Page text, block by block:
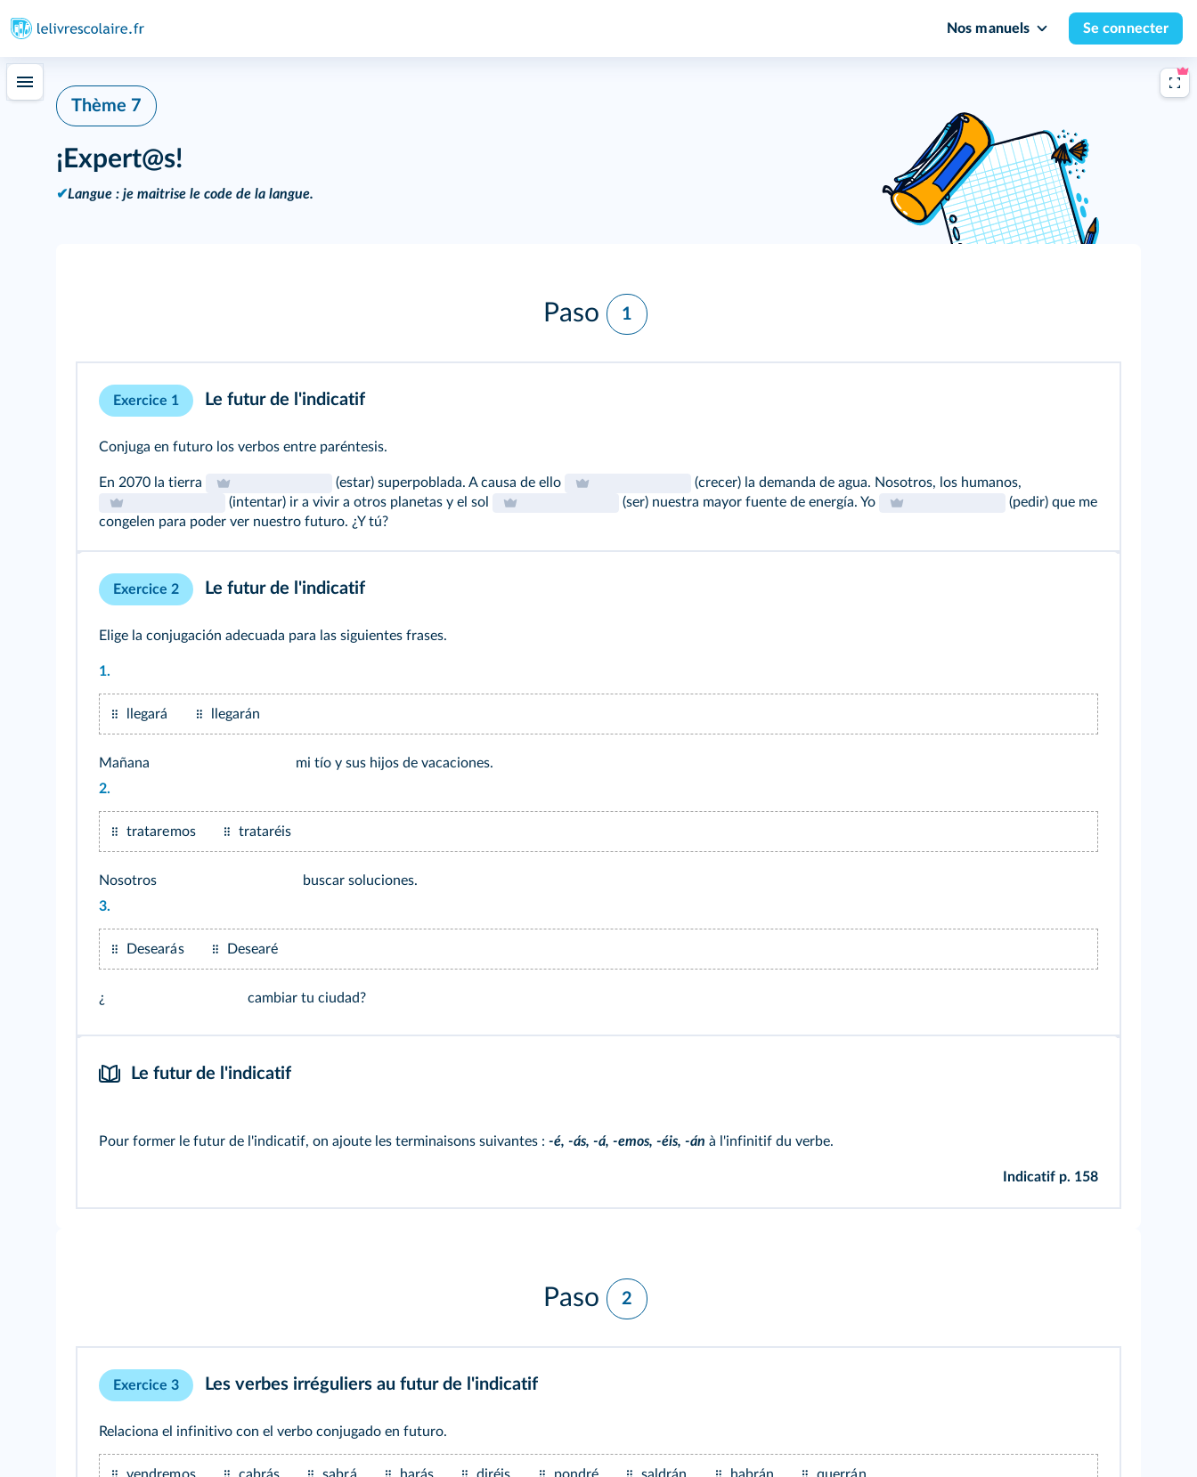
Nos manuels Se connecter
Thème 7
¡Expert@s!
✔Langue : je maitrise le code de la langue.
Paso 1
Exercice 1 Le futur de l'indicatif
Conjuga en futuro los verbos entre paréntesis.
En 2070 la tierra (estar) superpoblada. A causa de ello
(crecer) la demanda de agua. Nosotros, los humanos,
(intentar) ir a vivir a otros planetas y el sol
(ser) nuestra mayor fuente de energía. Yo
(pedir) que me
congelen para poder ver nuestro futuro. ¿Y tú?
Exercice 2 Le futur de l'indicatif
Elige la conjugación adecuada para las siguientes frases.
1.
llegará llegarán
Mañana
mi tío y sus hijos de vacaciones.
2.
trataremos trataréis
Nosotros
buscar soluciones.
3.
Desearás Desearé
¿ cambiar tu ciudad?
Le futur de l'indicatif
Pour former le futur de l'indicatif, on ajoute les terminaisons suivantes : -é, -ás, -á, -emos, -éis, -án à l'infinitif du verbe.
Indicatif p. 158
Paso 2
Exercice 3 Les verbes irréguliers au futur de l'indicatif
Relaciona el infinitivo con el verbo conjugado en futuro.